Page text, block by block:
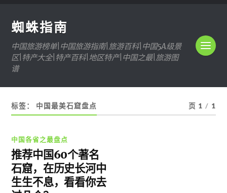
蜘蛛指南
中国旅游榜单|中国旅游指南|旅游百科|中国5A级景
区|特产大全|特产百科|地区特产|中国之最|旅游图
谱
标签： 中国最美石窟盘点 页 1 / 1
中国各省之最盘点
推荐中国60个著名
石窟，在历史长河中
生生不息，看看你去